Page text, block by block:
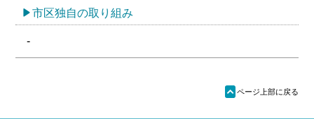
市区独自の取り組み
-
ü ページ上部に戻る